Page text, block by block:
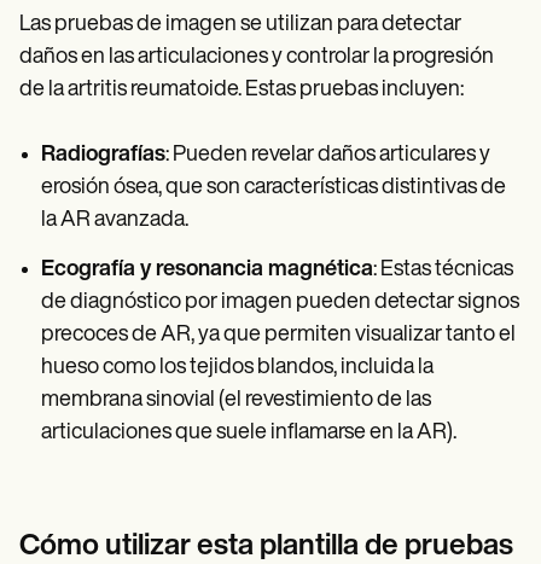
Las pruebas de imagen se utilizan para detectar
daños en las articulaciones y controlar la progresión
de la artritis reumatoide. Estas pruebas incluyen:
Radiografías: Pueden revelar daños articulares y
erosión ósea, que son características distintivas de
la AR avanzada.
Ecografía y resonancia magnética: Estas técnicas
de diagnóstico por imagen pueden detectar signos
precoces de AR, ya que permiten visualizar tanto el
hueso como los tejidos blandos, incluida la
membrana sinovial (el revestimiento de las
articulaciones que suele inflamarse en la AR).
Cómo utilizar esta plantilla de pruebas